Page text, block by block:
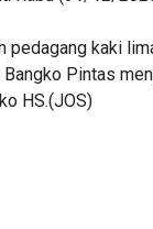
pedagang kaki
Pintas
HS.(JOS)